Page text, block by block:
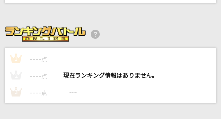
中森明菜
ヘビーローテーション
カノープス
1 ---- 点 ----
---- 点 ----
3 ---- 点 ----